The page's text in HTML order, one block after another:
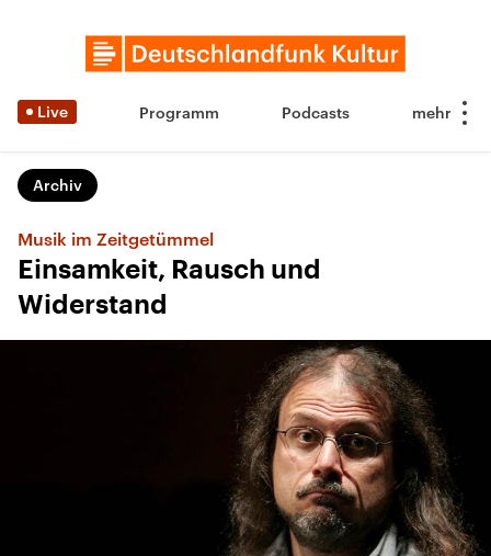
Live Programm Podcasts
Archiv
Musik im Zeitgetümmel
Einsamkeit, Rausch und
Widerstand